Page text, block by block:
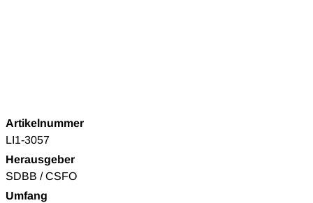
Artikelnummer
LI1-3057
Herausgeber
SDBB / CSFO
Umfang